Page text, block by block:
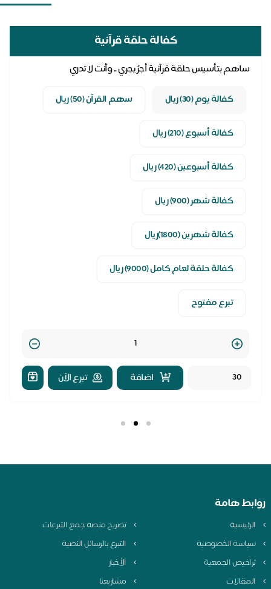
كفالة حلقة قرآنية
ساهم بتأسيس حلقة قرآنية أجرُ يجري .. وأنت لا تدري
كفالة يوم (30) ريال
سهم القرآن (50) ريال
كفالة أسبوع (210) ريال
كفالة أسبوعين (420) ريال
كفالة شهر (900) ريال
كفالة شهرين (1800)ريال
كفالة حلقة لعام كامل (9000) ريال
تبرع مفتوح
Quantity
اضافة
تبرع الآن
هامة
تصريح منصة جمع التبرعات
الخصوصية
التبرع بالرسائل النصية
الجمعية
الأخبار
مشاريعنا